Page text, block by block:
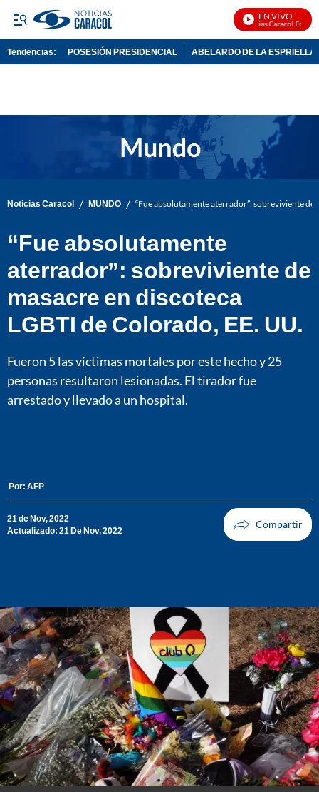
EN VIVO
Noticias Caracol En Vivo
Tendencias: POSESIÓN PRESIDENCIAL ABELARDO DE LA ESPRIELLA
Noticias Caracol / MUNDO / “Fue absolutamente aterrador”: sobreviviente de
“Fue absolutamente
aterrador”: sobreviviente de
masacre en discoteca
LGBTI de Colorado, EE. UU.
Fueron 5 las víctimas mortales por este hecho y 25
personas resultaron lesionadas. El tirador fue
arrestado y llevado a un hospital.
Por: AFP
21 de Nov, 2022
Actualizado: 21 De Nov, 2022